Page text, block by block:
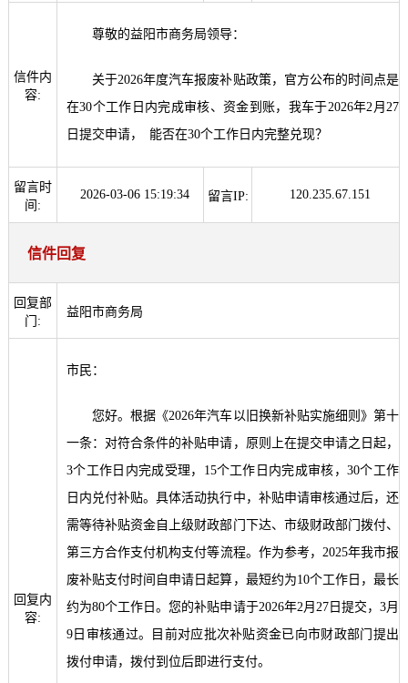
信件内
容:
尊敬的益阳市商务局领导：
关于2026年度汽车报废补贴政策，官方公布的时间点是
在30个工作日内完成审核、资金到账，我车于2026年2月27
日提交申请， 能否在30个工作日内完整兑现？
留言时
间:
2026-03-06 15:19:34 留言IP: 120.235.67.151
信件回复
回复部
门:
益阳市商务局
回复内
容:
市民：
您好。根据《2026年汽车以旧换新补贴实施细则》第十
一条：对符合条件的补贴申请，原则上在提交申请之日起，
3个工作日内完成受理，15个工作日内完成审核，30个工作
日内兑付补贴。具体活动执行中，补贴申请审核通过后，还
需等待补贴资金自上级财政部门下达、市级财政部门拨付、
第三方合作支付机构支付等流程。作为参考，2025年我市报
废补贴支付时间自申请日起算，最短约为10个工作日，最长
约为80个工作日。您的补贴申请于2026年2月27日提交，3月
9日审核通过。目前对应批次补贴资金已向市财政部门提出
拨付申请，拨付到位后即进行支付。